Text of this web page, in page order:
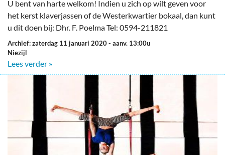
U bent van harte welkom! Indien u zich op wilt geven voor
het kerst klaverjassen of de Westerkwartier bokaal, dan kunt
u dit doen bij: Dhr. F. Poelma Tel: 0594-211821
Archief: zaterdag 11 januari 2020- aanv. 13:00u
Niezijl
Lees verder »